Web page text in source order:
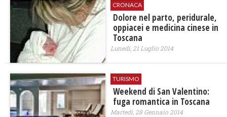
CRONACA
Dolore nel parto, peridurale,
oppiacei e medicina cinese in
Toscana
Lunedì, 21 Luglio 2014
TURISMO
Weekend di San Valentino:
fuga romantica in Toscana
Martedì, 28 Gennaio 2014